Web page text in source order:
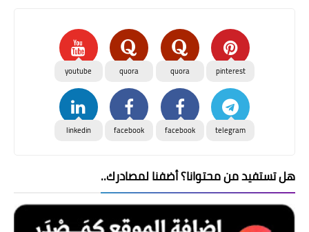
pinterest
quora
quora
youtube
telegram
facebook
facebook
linkedin
هل تستفيد من محتوانا؟ أضفنا لمصادرك..